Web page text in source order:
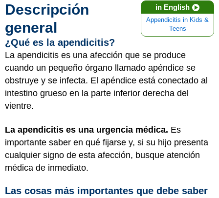
in English
Appendicitis in Kids &
Teens
Descripción
general
¿Qué es la apendicitis?
La apendicitis es una afección que se produce
cuando un pequeño órgano llamado apéndice se
obstruye y se infecta. El apéndice está conectado al
intestino grueso en la parte inferior derecha del
vientre.
La apendicitis es una urgencia médica. Es
importante saber en qué fijarse y, si su hijo presenta
cualquier signo de esta afección, busque atención
médica de inmediato.
Las cosas más importantes que debe saber